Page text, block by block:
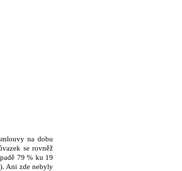
na dobu
se rovněž
79 % ku 19
Ani zde nebyly